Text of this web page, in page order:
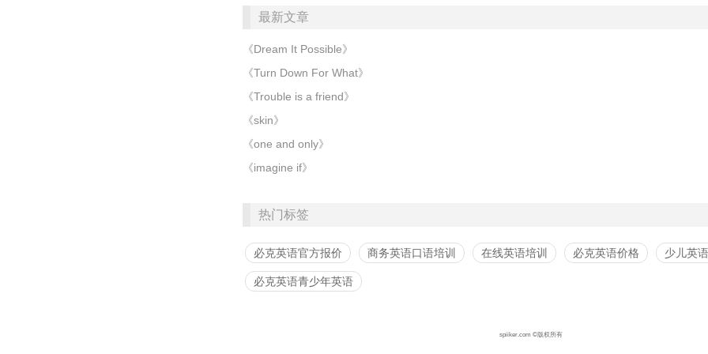
最新文章
《Dream It Possible》
《Turn Down For What》
《Trouble is a friend》
《skin》
《one and only》
《imagine if》
热门标签
必克英语官方报价 商务英语口语培训 在线英语培训 必克英语价格 少儿英
必克英语青少年英语
spiiker.com ©版权所有